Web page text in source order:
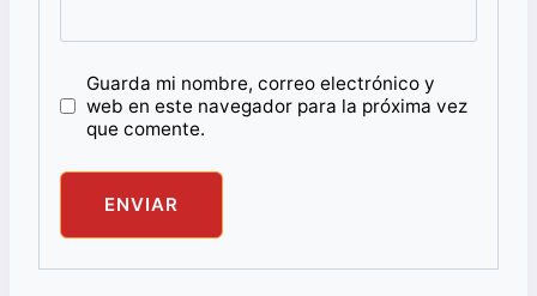
Guarda mi nombre, correo electrónico y
web en este navegador para la próxima vez
que comente.